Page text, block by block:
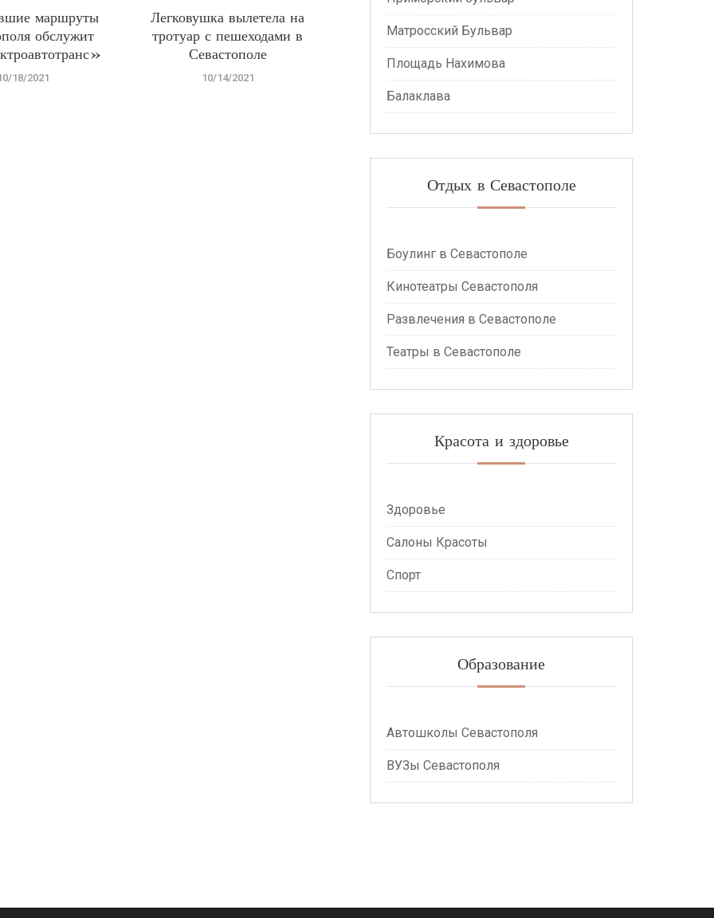
маршруты
обслужит
18/2021
Легковушка вылетела на
тротуар с пешеходами в
Севастополе
10/14/2021
Матросский Бульвар
Площадь Нахимова
Балаклава
Отдых в Севастополе
Боулинг в Севастополе
Кинотеатры Севастополя
Развлечения в Севастополе
Театры в Севастополе
Красота и здоровье
Здоровье
Салоны Красоты
Спорт
Образование
Автошколы Севастополя
ВУЗы Севастополя